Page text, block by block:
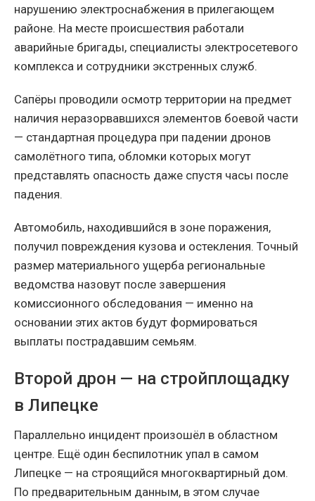
нарушению электроснабжения в прилегающем
районе. На месте происшествия работали
аварийные бригады, специалисты электросетевого
комплекса и сотрудники экстренных служб.
Сапёры проводили осмотр территории на предмет
наличия неразорвавшихся элементов боевой части
— стандартная процедура при падении дронов
самолётного типа, обломки которых могут
представлять опасность даже спустя часы после
падения.
Автомобиль, находившийся в зоне поражения,
получил повреждения кузова и остекления. Точный
размер материального ущерба региональные
ведомства назовут после завершения
комиссионного обследования — именно на
основании этих актов будут формироваться
выплаты пострадавшим семьям.
Второй дрон — на стройплощадку
в Липецке
Параллельно инцидент произошёл в областном
центре. Ещё один беспилотник упал в самом
Липецке — на строящийся многоквартирный дом.
По предварительным данным, в этом случае